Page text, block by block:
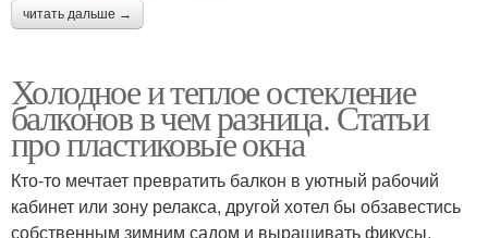
читать дальше →
Холодное и теплое остекление
балконов в чем разница. Статьи
про пластиковые окна
Кто-то мечтает превратить балкон в уютный рабочий
кабинет или зону релакса, другой хотел бы обзавестись
собственным зимним садом и выращивать фикусы,